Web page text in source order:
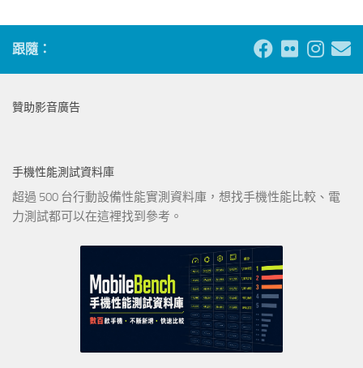
跟隨：
贊助影音廣告
手機性能測試資料庫
超過 500 台行動設備性能實測資料庫，想找手機性能比較、電
力測試都可以在這裡找到參考。